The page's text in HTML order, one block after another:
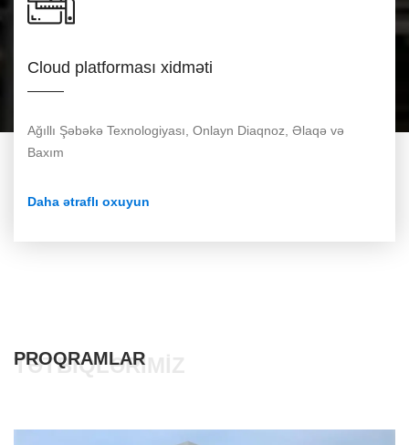
Cloud platforması xidməti
Ağıllı Şəbəkə Texnologiyası, Onlayn Diaqnoz, Əlaqə və
Baxım
Daha ətraflı oxuyun
TƏTBIQLƏRIMIZ
PROQRAMLAR